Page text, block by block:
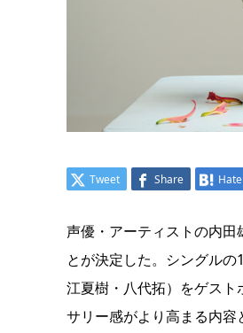
Tweet Share
声優・アーティストの内
とが決定した。シングル
江夏樹・八代拓）をゲス
サリー感がより高まる内